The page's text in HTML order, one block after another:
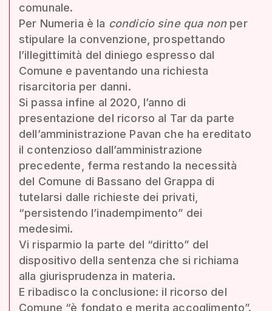
comunale.
Per Numeria è la condicio sine qua nonper
stipulare la convenzione, prospettando
l’illegittimità del diniego espresso dal
Comune e paventando una richiesta
risarcitoria per danni.
Si passa infine al 2020, l’anno di
presentazione del ricorso al Tar da parte
dell’amministrazione Pavan che ha ereditato
il contenzioso dall’amministrazione
precedente, ferma restando la necessità
del Comune di Bassano del Grappa di
tutelarsi dalle richieste dei privati,
“persistendo l’inadempimento” dei
medesimi.
Vi risparmio la parte del “diritto” del
dispositivo della sentenza che si richiama
alla giurisprudenza in materia.
E ribadisco la conclusione: il ricorso del
Comune “è fondato e merita accoglimento”.